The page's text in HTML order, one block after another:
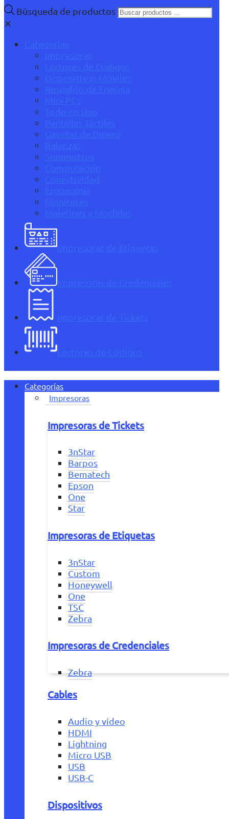
Búsqueda de productos
✕
Categorías
Impresoras
Lectores de Códigos
Dispositivos Móviles
Respaldo de Energía
Mini PCs
Todo en Uno
Pantallas Táctiles
Gavetas de Dinero
Balanzas
Suministros
Computación
Conectividad
Ergonomía
Monitores
Maletines y Mochilas
Impresoras de Etiquetas
Impresoras de Credenciales
Impresoras de Tickets
Lectores de Códigos
Categorías
Impresoras
Impresoras de Tickets
3nStar
Barpos
Bematech
Epson
One
Star
Impresoras de Etiquetas
3nStar
Custom
Honeywell
One
TSC
Zebra
Impresoras de Credenciales
Zebra
Cables
Audio y vídeo
HDMI
Lightning
Micro USB
USB
USB-C
Dispositivos